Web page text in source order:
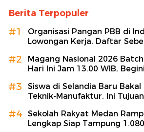
Berita Terpopuler
#1
Organisasi Pangan PBB di
Lowongan Kerja, Daftar
#2
Magang Nasional 2026
Hari Ini Jam 13.00 WIB,
#3
Siswa di Selandia Baru Bakal
Teknik-Manufaktur, Ini
#4
Sekolah Rakyat Medan
Lengkap Siap Tampung